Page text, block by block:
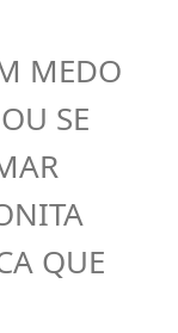
MEDO
SE
QUE